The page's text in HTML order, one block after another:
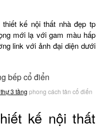
kế nội thất nhà đẹp tp
mới lạ với gam màu hấp
link với ảnh đại diện dưới
3 tầng phong cách tân cổ điển
kế nội thất